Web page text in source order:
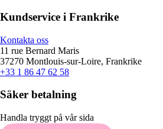
Kundservice i Frankrike
Kontakta oss
11 rue Bernard Maris
37270 Montlouis-sur-Loire, Frankrike
+33 1 86 47 62 58
Säker betalning
Handla tryggt på vår sida